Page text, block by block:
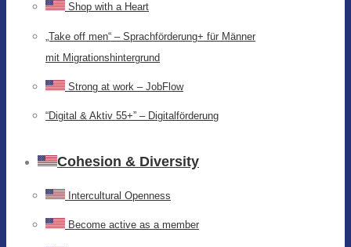
Shop with a Heart
„Take off men“ – Sprachförderung+ für Männer
mit Migrationshintergrund
Strong at work – JobFlow
“Digital & Aktiv 55+” – Digitalförderung
Cohesion & Diversity
Intercultural Openness
Become active as a member